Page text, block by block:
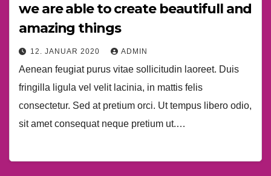
we are able to create beautifull and
amazing things
12. JANUAR 2020 ADMIN
Aenean feugiat purus vitae sollicitudin laoreet. Duis
fringilla ligula vel velit lacinia, in mattis felis
consectetur. Sed at pretium orci. Ut tempus libero odio,
sit amet consequat neque pretium ut.…